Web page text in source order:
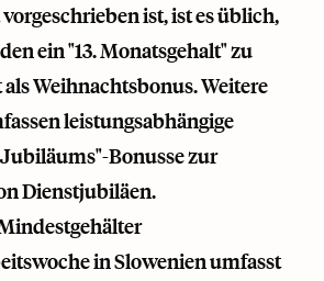
ist, ist es üblich,
ein "13. Monatsgehalt" zu
Weihnachtsbonus. Weitere
leistungsabhängige
Bonusse zur
Dienstjubiläen.
in Slowenien umfasst